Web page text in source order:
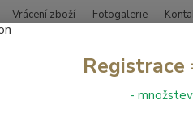
Vrácení zboží Fotogalerie
Registrace
-